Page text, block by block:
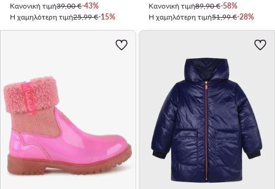
Κανονική τιμή39,00 €-43%
Η χαμηλότερη τιμή25,99 €-15%
Κανονική τιμή89,90 €-58%
Η χαμηλότερη τιμή51,99 €-28%